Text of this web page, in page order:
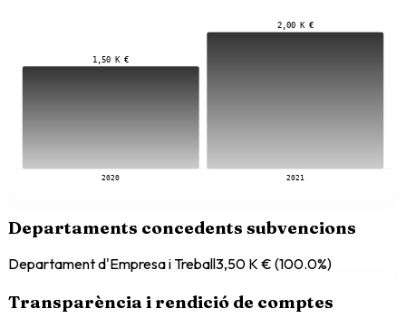
1,50 K €
2020
2,00 K €
2021
Departaments concedents subvencions
Departament d'Empresa i Treball3,50 K € (100.0%)
Transparència i rendició de comptes